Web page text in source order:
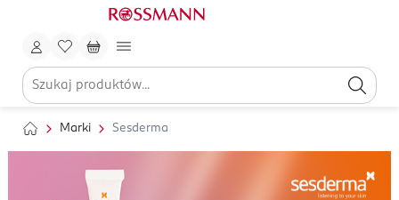
Marki Sesderma